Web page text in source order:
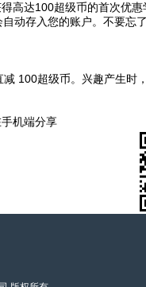
高达100超级币的首次优
动存入您的账户。不要忘
100超级币。兴趣产生时
机端分享